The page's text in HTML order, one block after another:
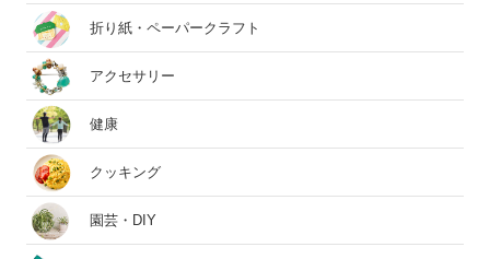
折り紙・ペーパークラフト
アクセサリー
健康
クッキング
園芸・DIY